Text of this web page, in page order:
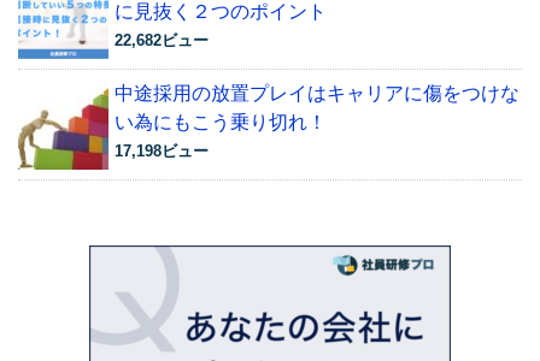
に見抜く２つのポイント
22,682ビュー
中途採用の放置プレイはキャリアに傷をつけな
い為にもこう乗り切れ！
17,198ビュー